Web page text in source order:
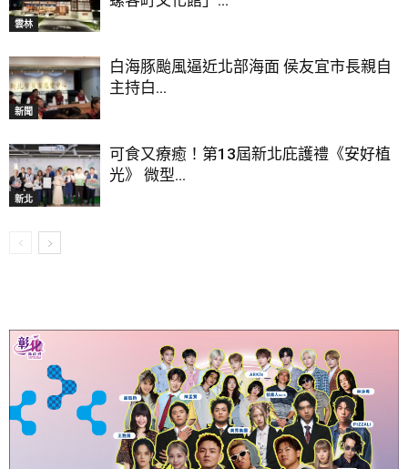
雲林
新聞
白海豚颱風逼近北部海面 侯友宜市長親自
主持白...
新北
可食又療癒！第13屆新北庇護禮《安好植
光》 微型...